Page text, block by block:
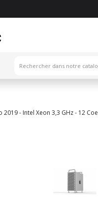
2019 - Intel Xeon 3,3 GHz - 12